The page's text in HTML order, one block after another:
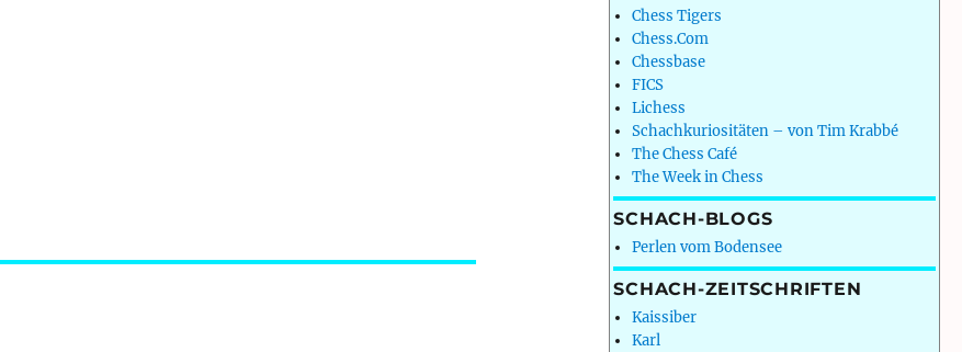
Chess Tigers
Chess.Com
Chessbase
FICS
Lichess
Schachkuriositäten – von Tim Krabbé
The Chess Café
The Week in Chess
SCHACH-BLOGS
Perlen vom Bodensee
SCHACH-ZEITSCHRIFTEN
Kaissiber
Karl